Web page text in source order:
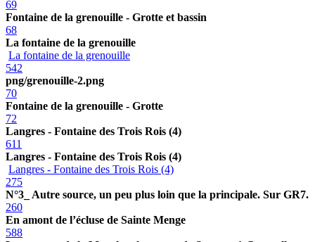
69
Fontaine de la grenouille - Grotte et bassin
68
La fontaine de la grenouille
La fontaine de la grenouille
542
png/grenouille-2.png
70
Fontaine de la grenouille - Grotte
72
Langres - Fontaine des Trois Rois (4)
611
Langres - Fontaine des Trois Rois (4)
Langres - Fontaine des Trois Rois (4)
275
N°3_ Autre source, un peu plus loin que la principale. Sur GR7.
260
En amont de l’écluse de Sainte Menge
588